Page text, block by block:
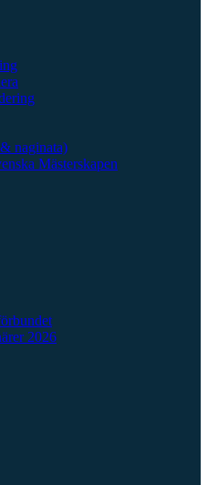
naginata)
Mästerskapen
2026